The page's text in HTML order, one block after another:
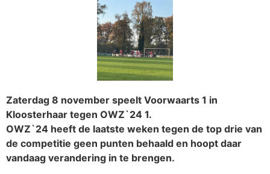
Zaterdag 8 november speelt Voorwaarts 1 in
Kloosterhaar tegen OWZ`24 1.
OWZ`24 heeft de laatste weken tegen de top drie van
de competitie geen punten behaald en hoopt daar
vandaag verandering in te brengen.